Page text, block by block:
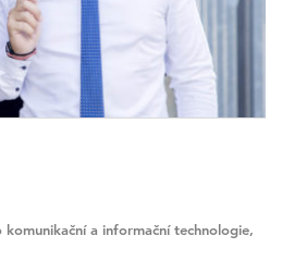
a informační technologie,